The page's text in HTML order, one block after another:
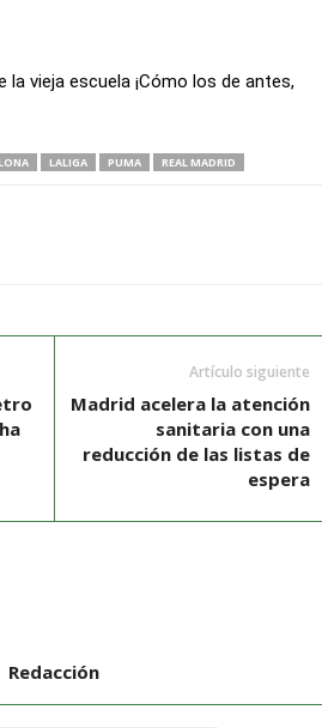
la vieja escuela ¡Cómo los de antes,
LALIGA PUMA REAL MADRID
Artículo siguiente
Madrid acelera la atención
sanitaria con una
reducción de las listas de
espera
Redacción